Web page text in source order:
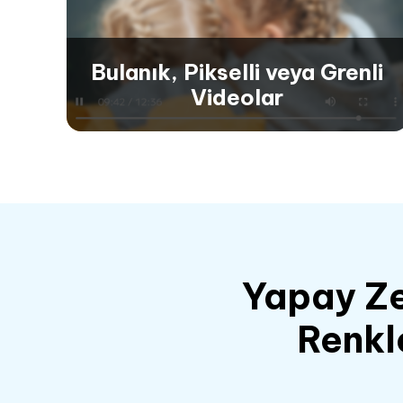
çözüp geri yükleyerek sorunsuz ve kesintisiz
oynatma sağlar.
Bulanık, Pikselli veya Grenli
Videolar
deneyimi için görsel netliği ve keskinliği artırın.
Yapay